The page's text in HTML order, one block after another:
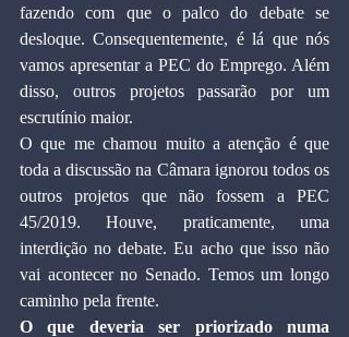
fazendo com que o palco do debate se
desloque. Consequentemente, é lá que nós
vamos apresentar a PEC do Emprego. Além
disso, outros projetos passarão por um
escrutínio maior.
O que me chamou muito a atenção é que
toda a discussão na Câmara ignorou todos os
outros projetos que não fossem a PEC
45/2019. Houve, praticamente, uma
interdição no debate. Eu acho que isso não
vai acontecer no Senado. Temos um longo
caminho pela frente.
O que deveria ser priorizado numa